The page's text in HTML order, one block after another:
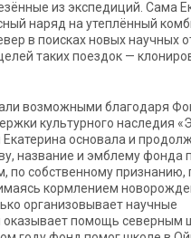
из экспедиций. Сама
наряд на утеплённый
в поисках новых научных
таких поездок —
возможными благодаря
культурного наследия
основала и
название и эмблему фонда
по собственному признанию,
кормлением
организовывает научные
оказывает помощь северным